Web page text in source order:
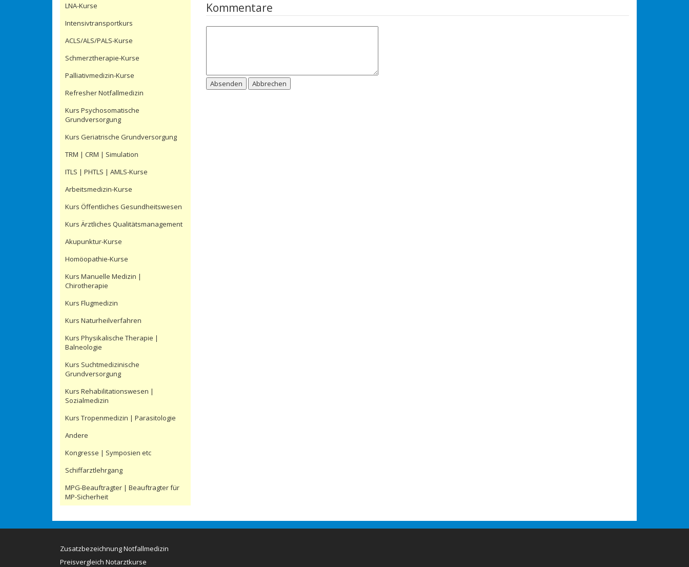
Kommentare
Absenden Abbrechen
LNA-Kurse
Intensivtransportkurs
ACLS/ALS/PALS-Kurse
Schmerztherapie-Kurse
Palliativmedizin-Kurse
Refresher Notfallmedizin
Kurs Psychosomatische
Grundversorgung
Kurs Geriatrische Grundversorgung
TRM | CRM | Simulation
ITLS | PHTLS | AMLS-Kurse
Arbeitsmedizin-Kurse
Kurs Öffentliches Gesundheitswesen
Kurs Ärztliches Qualitätsmanagement
Akupunktur-Kurse
Homöopathie-Kurse
Kurs Manuelle Medizin |
Chirotherapie
Kurs Flugmedizin
Kurs Naturheilverfahren
Kurs Physikalische Therapie |
Balneologie
Kurs Suchtmedizinische
Grundversorgung
Kurs Rehabilitationswesen |
Sozialmedizin
Kurs Tropenmedizin | Parasitologie
Andere
Kongresse | Symposien etc
Schiffarztlehrgang
MPG-Beauftragter | Beauftragter für
MP-Sicherheit
Zusatzbezeichnung Notfallmedizin
Preisvergleich Notarztkurse